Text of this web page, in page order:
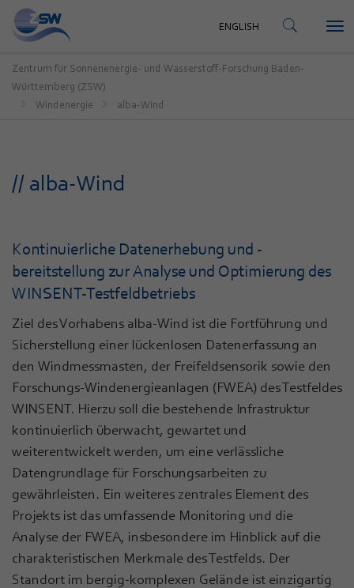
KONTAKT
ENGLISH
Zentrum für Sonnenenergie- und Wasserstoff-Forschung Baden-
Württemberg (ZSW)
Windenergie
alba-Wind
// alba-Wind
Kontinuierliche Datenerhebung und -
bereitstellung zur Analyse und Optimierung des
WINSENT-Testfeldbetriebs
Ziel des Vorhabens alba-Wind ist die Fortführung und
Sicherstellung einer lückenlosen Datenerfassung an
den Windmessmasten, der Freifeldsensorik sowie den
Forschungs-Windenergieanlagen (FWEA) des Testfeldes
WINSENT. Hierzu soll die bestehende Infrastruktur
kontinuierlich überwacht, gewartet und
weiterentwickelt werden, um eine verlässliche
Datengrundlage für Forschungsarbeiten zu
gewährleisten. Ein weiteres zentrales Element des
Projekts ist das umfassende Monitoring und die
Analyse der FWEA, insbesondere im Hinblick auf die
charakteristischen Merkmale des Testfelds. Der
Standort im bergig-komplexen Gelände ist einzigartig